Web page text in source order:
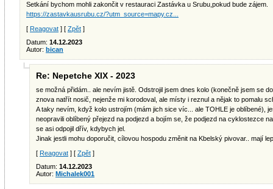
Setkání bychom mohli zakončit v restauraci Zastávka u Srubu,pokud bude zájem.
https://zastavkausrubu.cz/?utm_source=mapy.cz...
[ Reagovat ] [ Zpět ]
Datum: 14.12.2023
Autor: bican
Re: Nepetche XIX - 2023
se možná přidám.. ale nevím jistě. Odstrojil jsem dnes kolo (konečně jsem se
znova natřít nosič, nejenže mi korodoval, ale místy i reznul a nějak to pomalu
A taky nevím, když kolo ustrojím (mám jich sice víc... ale TOHLE je oblíbené),
neopravili oblíbený přejezd na podjezd a bojím se, že podjezd na cyklostezce
se asi odpojil dřív, kdybych jel.
Jinak jestli mohu doporučit, cílovou hospodu změnit na Kbelský pivovar.. mají
[ Reagovat ] [ Zpět ]
Datum: 14.12.2023
Autor: Michalek001